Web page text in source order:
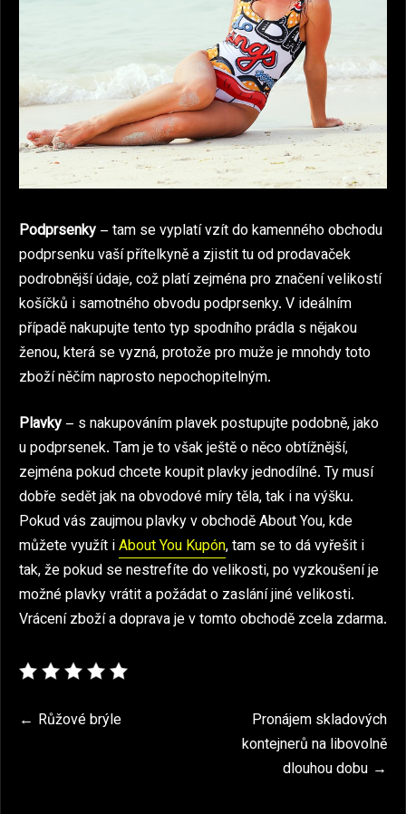
Podprsenky – tam se vyplatí vzít do kamenného obchodu
podprsenku vaší přítelkyně a zjistit tu od prodavaček
podrobnější údaje, což platí zejména pro značení velikostí
košíčků i samotného obvodu podprsenky. V ideálním
případě nakupujte tento typ spodního prádla s nějakou
ženou, která se vyzná, protože pro muže je mnohdy toto
zboží něčím naprosto nepochopitelným.
Plavky – s nakupováním plavek postupujte podobně, jako
u podprsenek. Tam je to však ještě o něco obtížnější,
zejména pokud chcete koupit plavky jednodílné. Ty musí
dobře sedět jak na obvodové míry těla, tak i na výšku.
Pokud vás zaujmou plavky v obchodě About You, kde
můžete využít iAbout You Kupón, tam se to dá vyřešit i
tak, že pokud se nestrefíte do velikosti, po vyzkoušení je
možné plavky vrátit a požádat o zaslání jiné velikosti.
Vrácení zboží a doprava je v tomto obchodě zcela zdarma.
Navigace
Růžové brýle
Pronájem skladových
kontejnerů na libovolně
dlouhou dobu